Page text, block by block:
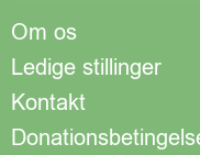
Om os
Ledige stillinger
Kontakt